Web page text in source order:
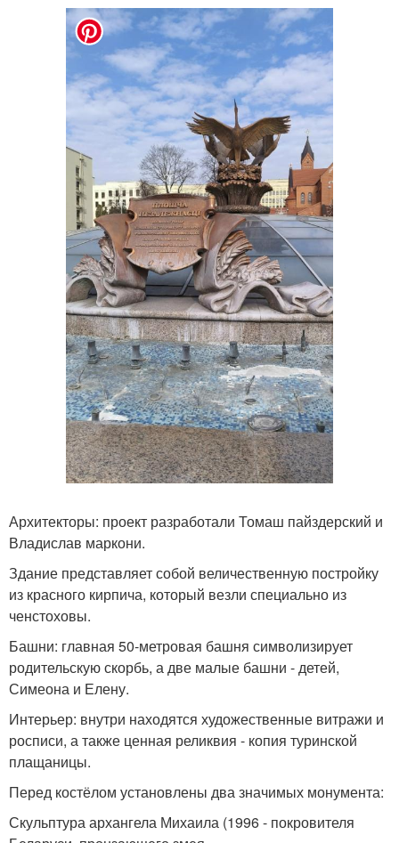
Архитекторы: проект разработали Томаш пайздерский и
Владислав маркони.
Здание представляет собой величественную постройку
из красного кирпича, который везли специально из
ченстоховы.
Башни: главная 50-метровая башня символизирует
родительскую скорбь, а две малые башни - детей,
Симеона и Елену.
Интерьер: внутри находятся художественные витражи и
росписи, а также ценная реликвия - копия туринской
плащаницы.
Перед костёлом установлены два значимых монумента:
Скульптура архангела Михаила (1996 - покровителя